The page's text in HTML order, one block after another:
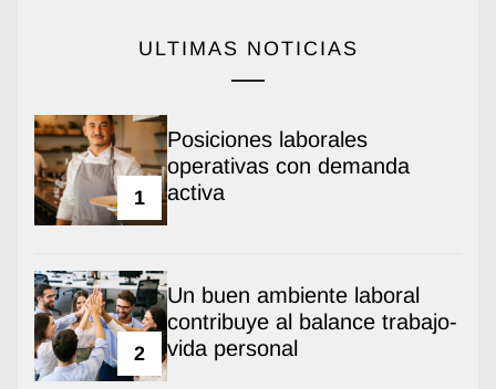
ULTIMAS NOTICIAS
1
Posiciones laborales
operativas con demanda
activa
2
Un buen ambiente laboral
contribuye al balance trabajo-
vida personal